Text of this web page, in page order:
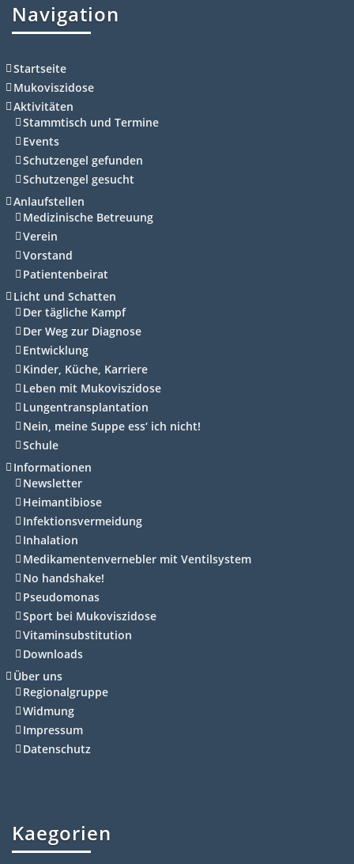
Navigation
Startseite
Mukoviszidose
Aktivitäten
Stammtisch und Termine
Events
Schutzengel gefunden
Schutzengel gesucht
Anlaufstellen
Medizinische Betreuung
Verein
Vorstand
Patientenbeirat
Licht und Schatten
Der tägliche Kampf
Der Weg zur Diagnose
Entwicklung
Kinder, Küche, Karriere
Leben mit Mukoviszidose
Lungentransplantation
Nein, meine Suppe ess‘ ich nicht!
Schule
Informationen
Newsletter
Heimantibiose
Infektionsvermeidung
Inhalation
Medikamentenvernebler mit Ventilsystem
No handshake!
Pseudomonas
Sport bei Mukoviszidose
Vitaminsubstitution
Downloads
Über uns
Regionalgruppe
Widmung
Impressum
Datenschutz
Kaegorien